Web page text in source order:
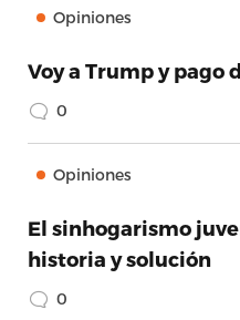
Opiniones
Voy a Trump y pago
0
Opiniones
El sinhogarismo
historia y solución
0